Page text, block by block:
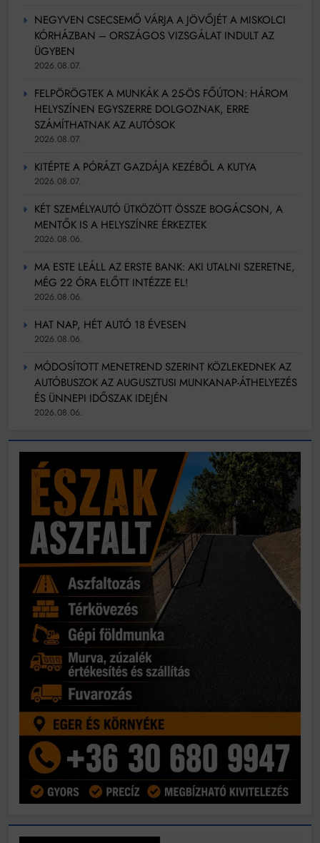
NEGYVEN CSECSEMŐ VÁRJA A JÖVŐJÉT A MISKOLCI
KÓRHÁZBAN – ORSZÁGOS VIZSGÁLAT INDULT AZ
ÜGYBEN
2026.08.07.
FELPÖRÖGTEK A MUNKÁK A 25-ÖS FŐÚTON: HÁROM
HELYSZÍNEN EGYSZERRE DOLGOZNAK, ERRE
SZÁMÍTHATNAK AZ AUTÓSOK
2026.08.07.
KITÉPTE A PÓRÁZT GAZDÁJA KEZÉBŐL A KUTYA
2026.08.07.
KÉT SZEMÉLYAUTÓ ÜTKÖZÖTT ÖSSZE BOGÁCSON, A
MENTŐK IS A HELYSZÍNRE ÉRKEZTEK
2026.08.06.
MA ESTE LEÁLL AZ ERSTE BANK: AKI UTALNI SZERETNE,
MÉG 22 ÓRA ELŐTT INTÉZZE EL!
2026.08.06.
HAT NAP, HÉT AUTÓ 18 ÉVESEN
2026.08.06.
MÓDOSÍTOTT MENETREND SZERINT KÖZLEKEDNEK AZ
AUTÓBUSZOK AZ AUGUSZTUSI MUNKANAP-ÁTHELYEZÉS
ÉS ÜNNEPI IDŐSZAK IDEJÉN
2026.08.06.